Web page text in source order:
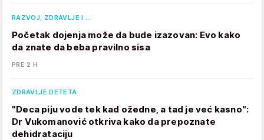
RAZVOJ, ZDRAVLJE I …
Početak dojenja može da bude izazovan: Evo kako
da znate da beba pravilno sisa
PRE 2 H
ZDRAVLJE DETETA
"Deca piju vode tek kad ožedne, a tad je već kasno":
Dr Vukomanović otkriva kako da prepoznate
dehidrataciju